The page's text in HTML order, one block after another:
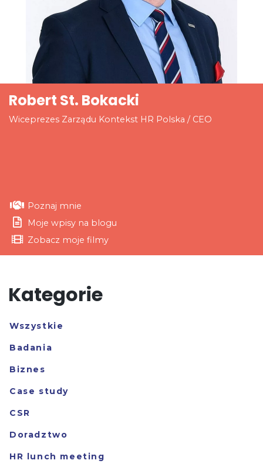
Robert St. Bokacki
Wiceprezes Zarządu Kontekst HR Polska / CEO
Poznaj mnie
Moje wpisy na blogu
Zobacz moje filmy
Kategorie
Wszystkie
Badania
Biznes
Case study
CSR
Doradztwo
HR lunch meeting